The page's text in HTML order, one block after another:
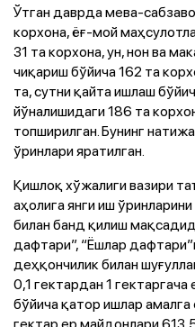
Ўтган даврда мева-
корхона, ёғ-мой
31 та корхона, ун, нон ва
чиқариш бўйича 162 та
та, сутни қайта ишлаш
йўналишидаги 186 та
топширилган. Бунинг
ўринлари яратилган.
Қишлоқ хўжалиги вазири
аҳолига янги иш
билан банд қилиш
дафтари”, “Ёшлар
деҳқончилик билан
0,1 гектардан 1
бўйича қатор ишлар